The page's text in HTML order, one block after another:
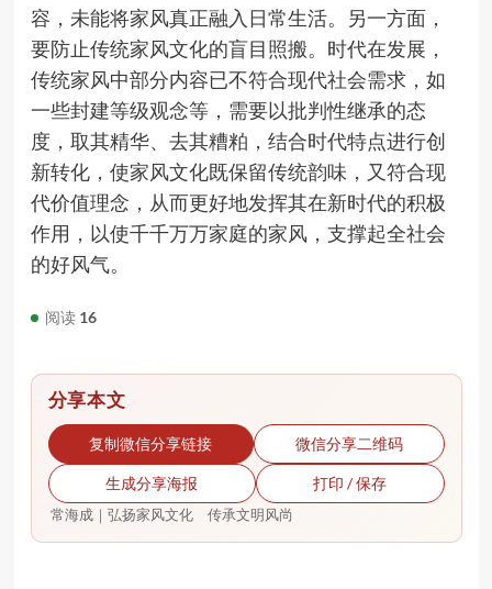
容，未能将家风真正融入日常生活。另一方面，
要防止传统家风文化的盲目照搬。时代在发展，
传统家风中部分内容已不符合现代社会需求，如
一些封建等级观念等，需要以批判性继承的态
度，取其精华、去其糟粕，结合时代特点进行创
新转化，使家风文化既保留传统韵味，又符合现
代价值理念，从而更好地发挥其在新时代的积极
作用，以使千千万万家庭的家风，支撑起全社会
的好风气。
阅读 16
分享本文
复制微信分享链接 微信分享二维码
生成分享海报 打印 / 保存
常海成｜弘扬家风文化 传承文明风尚